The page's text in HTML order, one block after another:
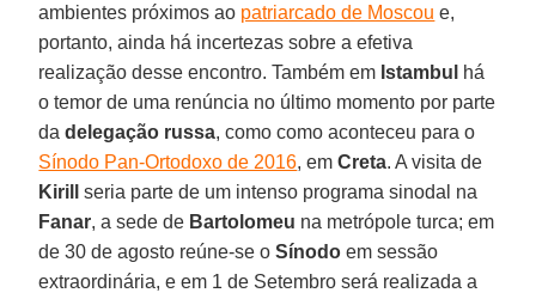
ambientes próximos ao patriarcado de Moscou e,
portanto, ainda há incertezas sobre a efetiva
realização desse encontro. Também em Istambul
há
o temor de uma renúncia no último momento por parte
dadelegação russa, como como aconteceu para o
Sínodo Pan-Ortodoxo de 2016, emCreta. A visita de
Kirill
seria parte de um intenso programa sinodal na
Fanar, a sede de Bartolomeu na metrópole turca; em
de 30 de agosto reúne-se oSínodo em sessão
extraordinária, e em 1 de Setembro será realizada a